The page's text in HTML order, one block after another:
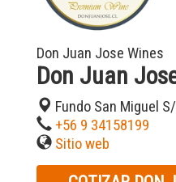
Don Juan Jose Wines
Don Juan
Fundo San Miguel
+56 9 34158199
Sitio web